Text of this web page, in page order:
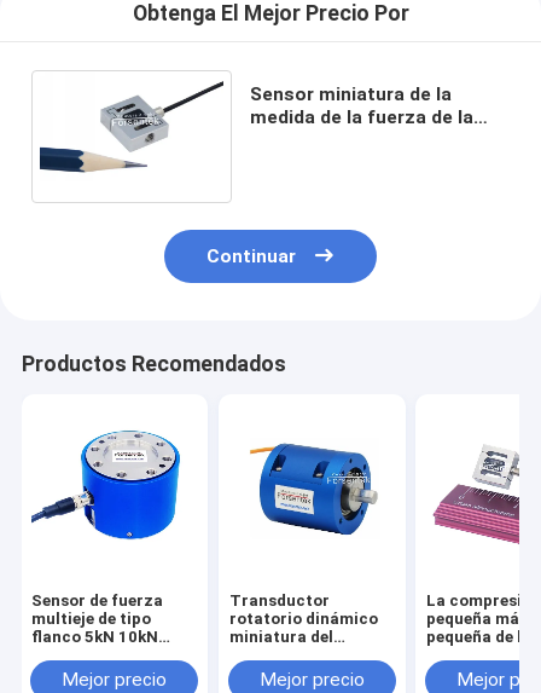
Obtenga El Mejor Precio Por
Sensor miniatura de la
medida de la fuerza de la
Continuar
Productos Recomendados
Sensor de fuerza
multieje de tipo
flanco 5kN 10kN
100kN Célula de
Mejor precio
Transductor
rotatorio dinámico
miniatura del
del sensor 1NM 2NM
Mejor precio
La
pequeña más
pequeña de la
la fuerza del
Mejor